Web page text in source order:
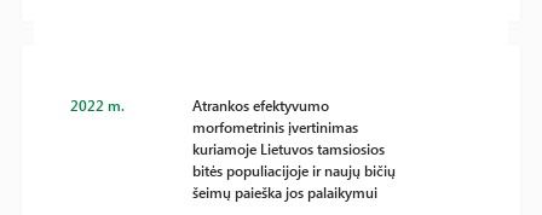
2022 m.
Atrankos efektyvumo
morfometrinis įvertinimas
kuriamoje Lietuvos tamsiosios
bitės populiacijoje ir naujų bičių
šeimų paieška jos palaikymui